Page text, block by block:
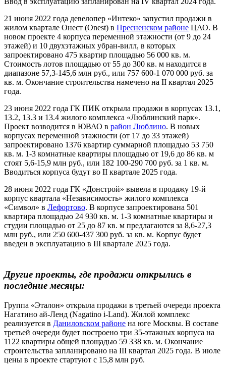
21 июня 2022 года девелопер «Интеко» запустил продажи в
жилом квартале Онест (Onest) в Пресненском районе ЦАО. В
новом проекте 4 корпуса переменной этажности (от 9 до 24
этажей) и 10 двухэтажных убран-вилл, в которых
запроектировано 475 квартир площадью 56 000 кв. м.
Стоимость лотов площадью от 55 до 300 кв. м находится в
диапазоне 57,3-145,6 млн руб., или 757 600-1 070 000 руб. за
кв. м. Окончание строительства намечено на II квартал 2025
года.
23 июня 2022 года ГК ПИК открыла продажи в корпусах 13.1,
13.2, 13.3 и 13.4 жилого комплекса «Люблинский парк».
Проект возводится в ЮВАО в район Люблино. В новых
корпусах переменной этажности (от 17 до 33 этажей)
запроектировано 1376 квартир суммарной площадью 53 750
кв. м. 1-3 комнатные квартиры площадью от 19,6 до 86 кв. м
стоят 5,6-15,9 млн руб., или 182 100-290 700 руб. за 1 кв. м.
Вводиться корпуса будут во II квартале 2025 года.
28 июня 2022 года ГК «Донстрой» вывела в продажу 19-й
корпус квартала «Независимость» жилого комплекса
«Символ» в Лефортово. В корпусе запроектирована 501
квартира площадью 24 930 кв. м. 1-3 комнатные квартиры и
студии площадью от 25 до 87 кв. м предлагаются за 8,6-27,3
млн руб., или 250 600-437 300 руб. за кв. м. Корпус будет
введен в эксплуатацию в III квартале 2025 года.
Другие проекты, где продажи открылись в
последние месяцы:
Группа «Эталон» открыла продажи в третьей очереди проекта
Нагатино ай-Ленд (Nagatino i-Land). Жилой комплекс
реализуется в Даниловском районе на юге Москвы. В составе
третьей очереди будет построено три 35-этажных корпуса на
1122 квартиры общей площадью 59 338 кв. м. Окончание
строительства запланировано на III квартал 2025 года. В июле
цены в проекте стартуют с 15,8 млн руб.